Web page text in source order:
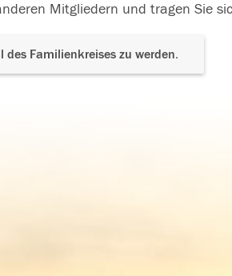
Mitgliedern und tragen Sie
des Familienkreises zu werden.